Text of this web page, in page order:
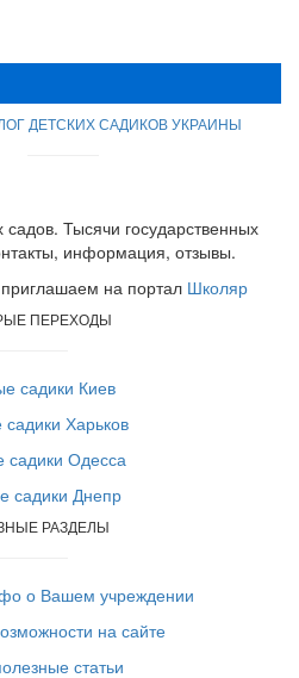
ДЕТСКИХ САДИКОВ УКРАИНЫ
садов. Тысячи государственных
информация, отзывы.
на портал Школяр
ПЕРЕХОДЫ
садики Киев
садики Харьков
садики Одесса
садики Днепр
РАЗДЕЛЫ
о Вашем учреждении
на сайте
статьи